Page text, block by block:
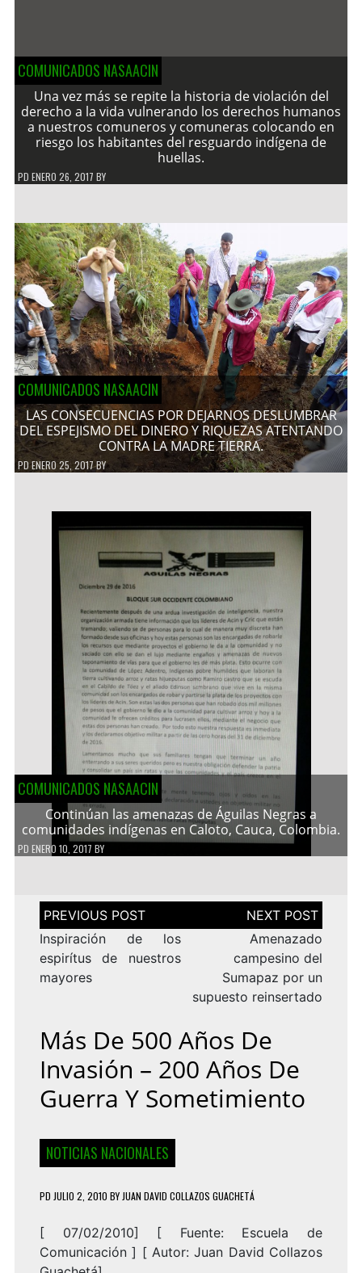
COMUNICADOS NASAACIN
Una vez más se repite la historia de violación del
derecho a la vida vulnerando los derechos humanos
a nuestros comuneros y comuneras colocando en
riesgo los habitantes del resguardo indígena de
huellas.
PD ENERO 26, 2017 BY
COMUNICADOS NASAACIN
LAS CONSECUENCIAS POR DEJARNOS DESLUMBRAR
DEL ESPEJISMO DEL DINERO Y RIQUEZAS ATENTANDO
CONTRA LA MADRE TIERRA.
PDENERO 25, 2017BY
COMUNICADOS NASAACIN
Continúan las amenazas de Águilas Negras a
comunidades indígenas en Caloto, Cauca, Colombia.
PD ENERO 10, 2017 BY
Navegación
de
entradas
Inspiración de los
espirítus de nuestros
mayores
Amenazado
campesino del
Sumapaz por un
supuesto reinsertado
Más De 500 Años De
Invasión – 200 Años De
Guerra Y Sometimiento
NOTICIAS NACIONALES
PD JULIO 2, 2010 BY JUAN DAVID COLLAZOS GUACHETÁ
[ 07/02/2010] [ Fuente: Escuela de
Comunicación] [ Autor: Juan David Collazos